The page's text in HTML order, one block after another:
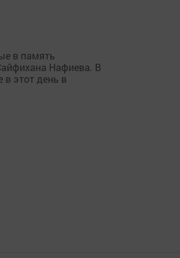
в память
Нафиева. В
в этот день в